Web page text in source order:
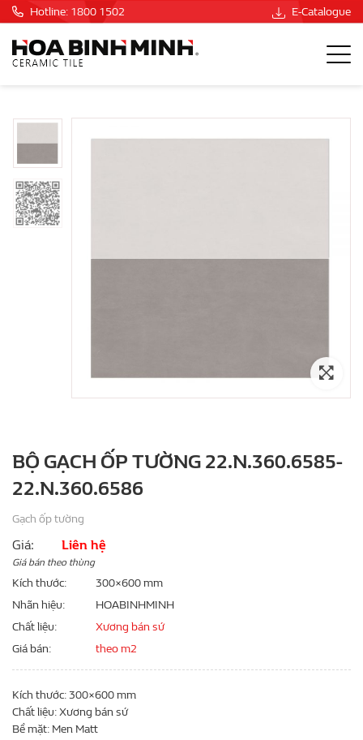
Hotline: 1800 1502 E-Catalogue
BỘ GẠCH ỐP TƯỜNG 22.N.360.6585-
22.N.360.6586
Gạch ốp tường
Giá: Liên hệ
Giá bán theo thùng
Kích thước
300×600 mm
Nhãn hiệu
HOABINHMINH
Chất liệu
Xương bán sứ
Giá bán
theo m2
Kích thước: 300×600 mm
Chất liệu: Xương bán sứ
Bề mặt: Men Matt